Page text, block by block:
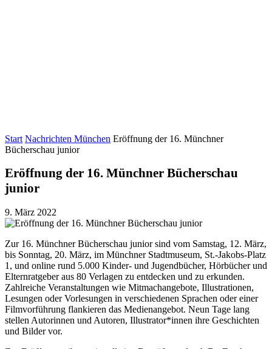
Start Nachrichten München Eröffnung der 16. Münchner
Bücherschau junior
Eröffnung der 16. Münchner Bücherschau
junior
9. März 2022
Zur 16. Münchner Bücherschau junior sind vom Samstag, 12. März,
bis Sonntag, 20. März, im Münchner Stadtmuseum, St.-Jakobs-Platz
1, und online rund 5.000 Kinder- und Jugendbücher, Hörbücher und
Elternratgeber aus 80 Verlagen zu entdecken und zu erkunden.
Zahlreiche Veranstaltungen wie Mitmachangebote, Illustrationen,
Lesungen oder Vorlesungen in verschiedenen Sprachen oder einer
Filmvorführung flankieren das Medienangebot. Neun Tage lang
stellen Autorinnen und Autoren, Illustrator*innen ihre Geschichten
und Bilder vor.